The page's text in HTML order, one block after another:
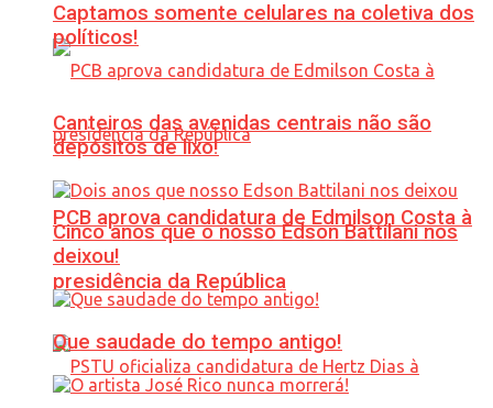
PCB aprova candidatura de Edmilson Costa à
presidência da República
Captamos somente celulares na coletiva dos
políticos!
Canteiros das avenidas centrais não são
depósitos de lixo!
Cinco anos que o nosso Edson Battilani nos
deixou!
Que saudade do tempo antigo!